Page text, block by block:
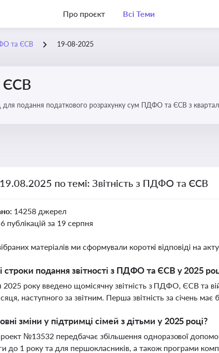
Про проєкт Всі Теми
та ЄСВ 19-08-2025
ЄСВ
для подання податкового розрахунку сум ПДФО та ЄСВ з
по темі: Звітність з ПДФО та ЄСВ
14258 джерел
6 публікацій за 19 серпня
матеріалів ми сформували короткі відповіді на
строки подання звітності з ПДФО та ЄСВ у 2025
2025 року введено щомісячну звітність з ПДФО, ЄСВ та
наступного за звітним. Перша звітність за січень
зміни у підтримці сімей з дітьми у 2025 році?
№13532 передбачає збільшення одноразової
до 1 року та для першокласників, а також програми